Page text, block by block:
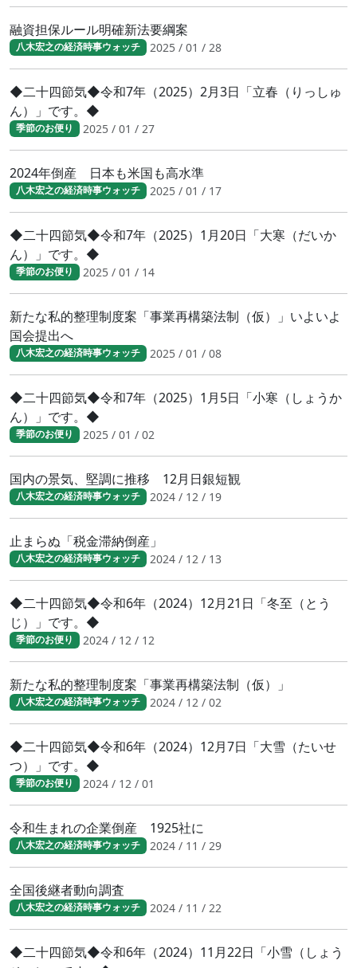
融資担保ルール明確新法要綱案
八木宏之の経済時事ウォッチ 2025 / 01 / 28
◆二十四節気◆令和7年（2025）2月3日「立春（りっしゅ
ん）」です。◆
季節のお便り 2025 / 01 / 27
2024年倒産 日本も米国も高水準
八木宏之の経済時事ウォッチ 2025 / 01 / 17
◆二十四節気◆令和7年（2025）1月20日「大寒（だいか
ん）」です。◆
季節のお便り 2025 / 01 / 14
新たな私的整理制度案「事業再構築法制（仮）」いよいよ
国会提出へ
八木宏之の経済時事ウォッチ 2025 / 01 / 08
◆二十四節気◆令和7年（2025）1月5日「小寒（しょうか
ん）」です。◆
季節のお便り 2025 / 01 / 02
国内の景気、堅調に推移 12月日銀短観
八木宏之の経済時事ウォッチ 2024 / 12 / 19
止まらぬ「税金滞納倒産」
八木宏之の経済時事ウォッチ 2024 / 12 / 13
◆二十四節気◆令和6年（2024）12月21日「冬至（とう
じ）」です。◆
季節のお便り 2024 / 12 / 12
新たな私的整理制度案「事業再構築法制（仮）」
八木宏之の経済時事ウォッチ 2024 / 12 / 02
◆二十四節気◆令和6年（2024）12月7日「大雪（たいせ
つ）」です。◆
季節のお便り 2024 / 12 / 01
令和生まれの企業倒産 1925社に
八木宏之の経済時事ウォッチ 2024 / 11 / 29
全国後継者動向調査
八木宏之の経済時事ウォッチ 2024 / 11 / 22
◆二十四節気◆令和6年（2024）11月22日「小雪（しょう